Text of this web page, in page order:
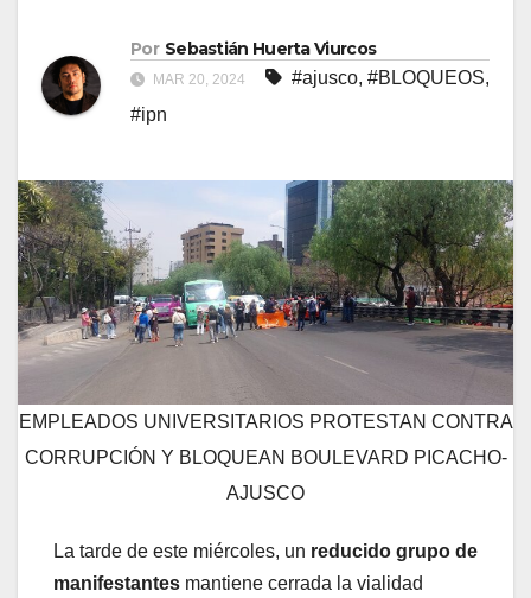
Por Sebastián Huerta Viurcos
MAR 20, 2024 #ajusco, #BLOQUEOS,
#ipn
EMPLEADOS UNIVERSITARIOS PROTESTAN CONTRA
CORRUPCIÓN Y BLOQUEAN BOULEVARD PICACHO-
AJUSCO
La tarde de este miércoles, un reducido grupo de
manifestantes mantiene cerrada la vialidad